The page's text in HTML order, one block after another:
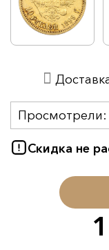
Скидка не
Просмотрели: